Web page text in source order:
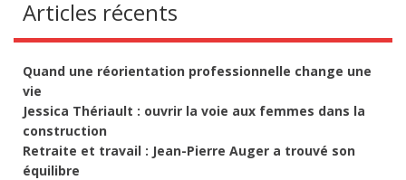
Articles récents
Quand une réorientation professionnelle change une
vie
Jessica Thériault : ouvrir la voie aux femmes dans la
construction
Retraite et travail : Jean-Pierre Auger a trouvé son
équilibre